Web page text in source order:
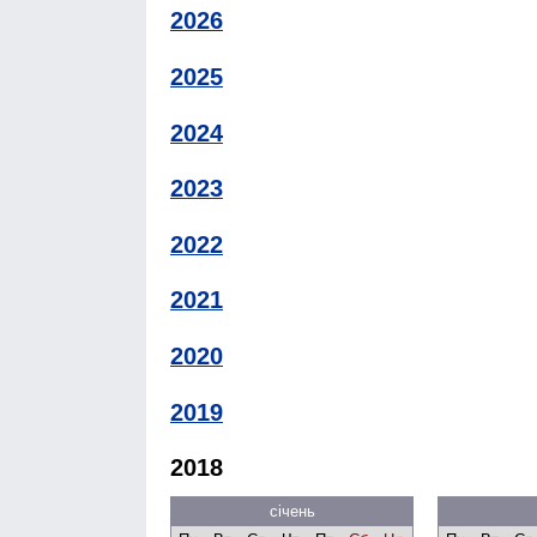
2026
2025
2024
2023
2022
2021
2020
2019
2018
січень